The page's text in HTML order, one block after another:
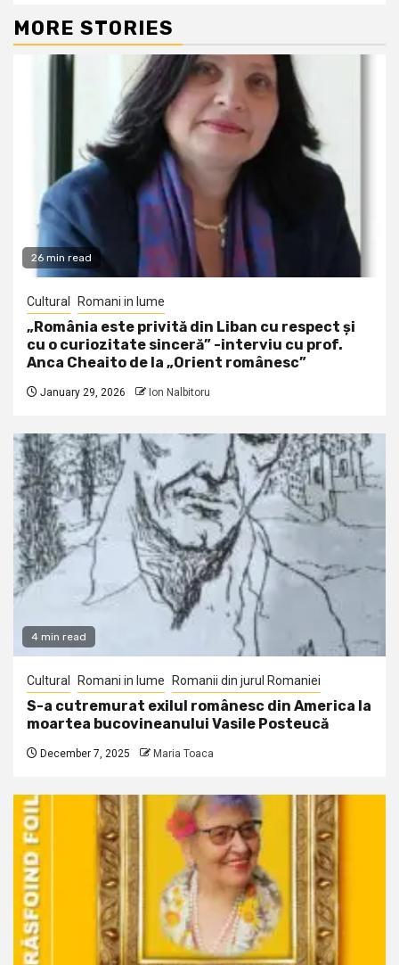
MORE STORIES
26 min read
Cultural Romani in lume
„România este privită din Liban cu respect și
cu o curiozitate sinceră” -interviu cu prof.
Anca Cheaito de la „Orient românesc”
January 29, 2026 Ion Nalbitoru
4 min read
Cultural Romani in lume Romanii din jurul Romaniei
S-a cutremurat exilul românesc din America la
moartea bucovineanului Vasile Posteucă
December 7, 2025 Maria Toaca